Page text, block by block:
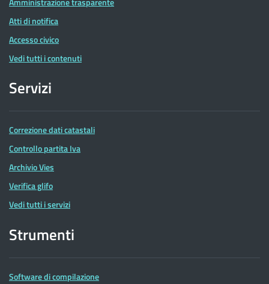
Atti di notifica
Accesso civico
Vedi tutti i contenuti
Servizi
Correzione dati catastali
Controllo partita Iva
Archivio Vies
Verifica glifo
Vedi tutti i servizi
Strumenti
Software di compilazione